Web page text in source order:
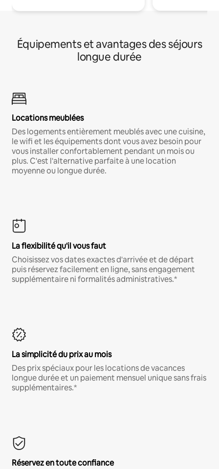
Équipements et avantages des séjours
longue durée
Locations meublées
Des logements entièrement meublés avec une cuisine,
le wifi et les équipements dont vous avez besoin pour
vous installer confortablement pendant un mois ou
plus. C'est l'alternative parfaite à une location
moyenne ou longue durée.
La flexibilité qu'il vous faut
Choisissez vos dates exactes d'arrivée et de départ
puis réservez facilement en ligne, sans engagement
supplémentaire ni formalités administratives.*
La simplicité du prix au mois
Des prix spéciaux pour les locations de vacances
longue durée et un paiement mensuel unique sans frais
supplémentaires.*
Réservez en toute confiance